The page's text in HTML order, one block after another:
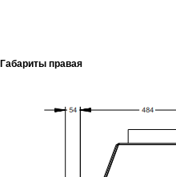
Габариты правая